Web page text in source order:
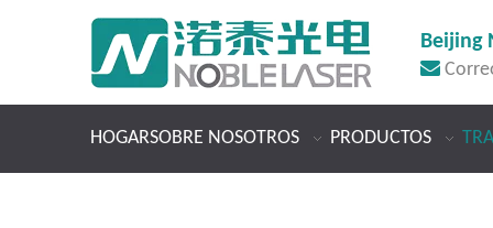
Beijing

HOGARSOBRE NOSOTROS PRODUCTOS